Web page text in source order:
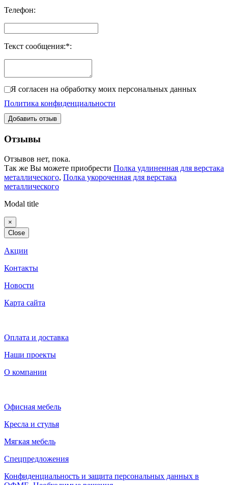
Телефон:
Текст сообщения:*:
Я согласен на обработку моих персональных данных
Политика конфиденциальности
Добавить отзыв
Отзывы
Отзывов нет, пока.
Так же Вы можете приобрести Полка удлиненная для верстака
металлического, Полка укороченная для верстака
металлического
Modal title
×
Close
Акции
Контакты
Новости
Карта сайта
Оплата и доставка
Наши проекты
О компании
Офисная мебель
Кресла и стулья
Мягкая мебель
Спецпредложения
Конфиденциальность и защита персональных данных в